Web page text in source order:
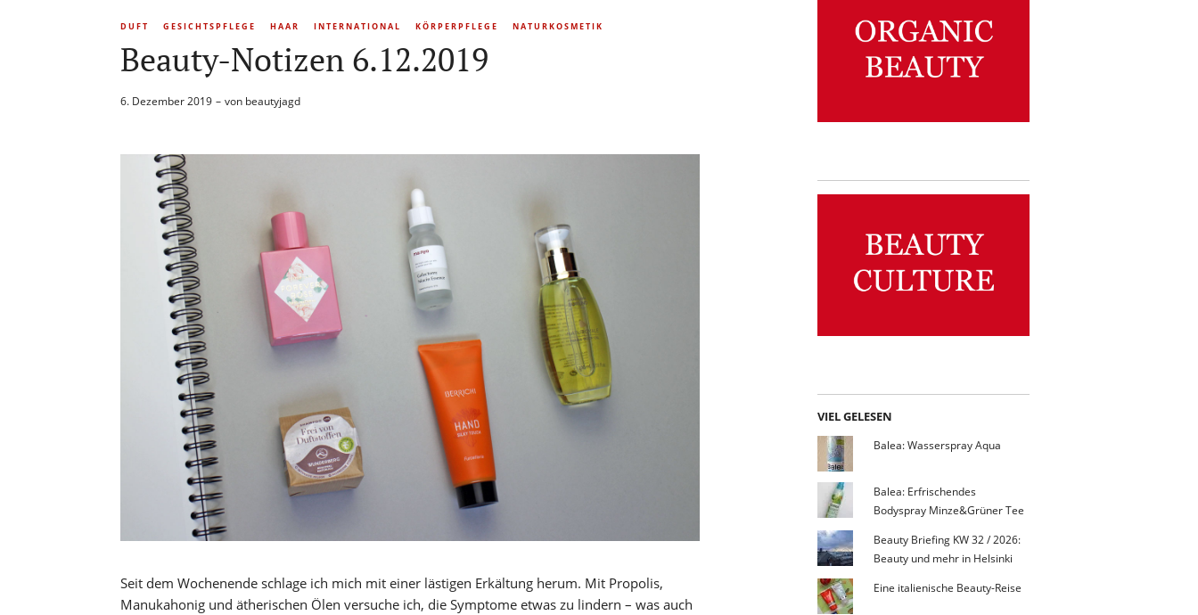
DUFT GESICHTSPFLEGE HAAR INTERNATIONAL KÖRPERPFLEGE NATURKOSMETIK
Beauty-Notizen 6.12.2019
6. Dezember 2019 von beautyjagd
Seit dem Wochenende schlage ich mich mit einer lästigen Erkältung herum. Mit Propolis,
Manukahonig und ätherischen Ölen versuche ich, die Symptome etwas zu lindern – was auch
VIEL GELESEN
Balea: Wasserspray Aqua
Balea: Erfrischendes
Bodyspray Minze&Grüner Tee
Beauty Briefing KW 32 / 2026:
Beauty und mehr in Helsinki
Eine italienische Beauty-Reise